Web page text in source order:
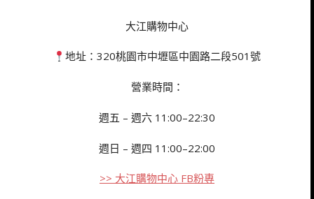
大江購物中心
地址：320桃園市中壢區中園路二段501號
營業時間：
週五 – 週六 11:00–22:30
週日 – 週四 11:00–22:00
>> 大江購物中心 FB粉專